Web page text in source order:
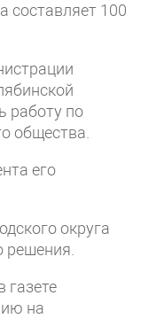
составляет 100
работу по
общества.
его
округа
решения.
газете
на